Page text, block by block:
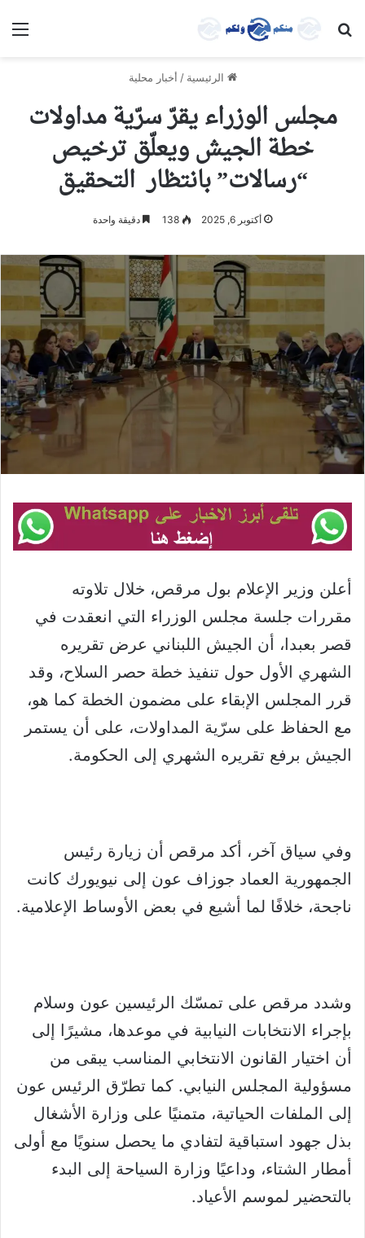
بحث عن
الرئيسية / أخبار محلية
مجلس الوزراء يقرّ سرّية مداولات
خطة الجيش ويعلّق ترخيص
“رسالات” بانتظار التحقيق
أكتوبر 6, 2025 138 دقيقة واحدة
أعلن وزير الإعلام بول مرقص، خلال تلاوته
مقررات جلسة مجلس الوزراء التي انعقدت في
قصر بعبدا، أن الجيش اللبناني عرض تقريره
الشهري الأول حول تنفيذ خطة حصر السلاح، وقد
قرر المجلس الإبقاء على مضمون الخطة كما هو،
مع الحفاظ على سرّية المداولات، على أن يستمر
الجيش برفع تقريره الشهري إلى الحكومة.
وفي سياق آخر، أكد مرقص أن زيارة رئيس
الجمهورية العماد جوزاف عون إلى نيويورك كانت
ناجحة، خلافًا لما أشيع في بعض الأوساط الإعلامية.
وشدد مرقص على تمسّك الرئيسين عون وسلام
بإجراء الانتخابات النيابية في موعدها، مشيرًا إلى
أن اختيار القانون الانتخابي المناسب يبقى من
مسؤولية المجلس النيابي. كما تطرّق الرئيس عون
إلى الملفات الحياتية، متمنيًا على وزارة الأشغال
بذل جهود استباقية لتفادي ما يحصل سنويًا مع أولى
أمطار الشتاء، وداعيًا وزارة السياحة إلى البدء
بالتحضير لموسم الأعياد.